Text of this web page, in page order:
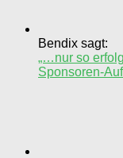
Bendix sagt:
„…nur so
Sponsoren-